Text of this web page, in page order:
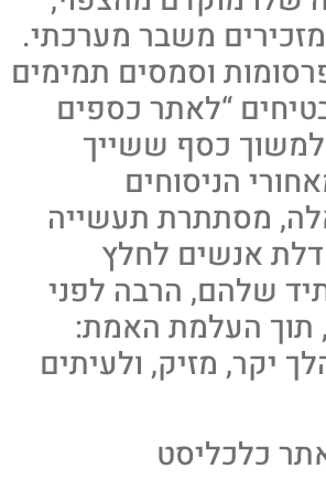
משבר מערכתי.
וסמסים תמימים
“לאתר כספים
כסף ששייך
הניסוחים
מסתתרת תעשייה
אנשים לחלץ
שלהם, הרבה לפני
תוך העלמת האמת:
יקר, מזיק, ולעיתים
כלכליסט